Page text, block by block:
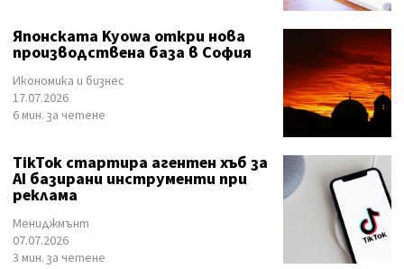
Японската Kyowa откри нова
производствена база в София
Икономика и бизнес
17.07.2026
6 мин. за четене
TikTok стартира агентен хъб за
AI базирани инструменти при
реклама
Мениджмънт
07.07.2026
3 мин. за четене